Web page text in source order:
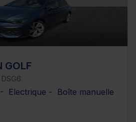
GOLF
Electrique - Boîte manuelle